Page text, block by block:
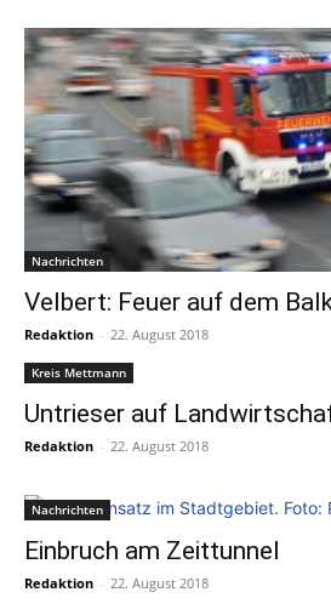
Nachrichten
Velbert: Feuer auf dem
Redaktion - 22. August 2018
Kreis Mettmann
Untrieser auf
Redaktion - 22. August 2018
Nachrichten
Einbruch am Zeittunnel
Redaktion - 22. August 2018